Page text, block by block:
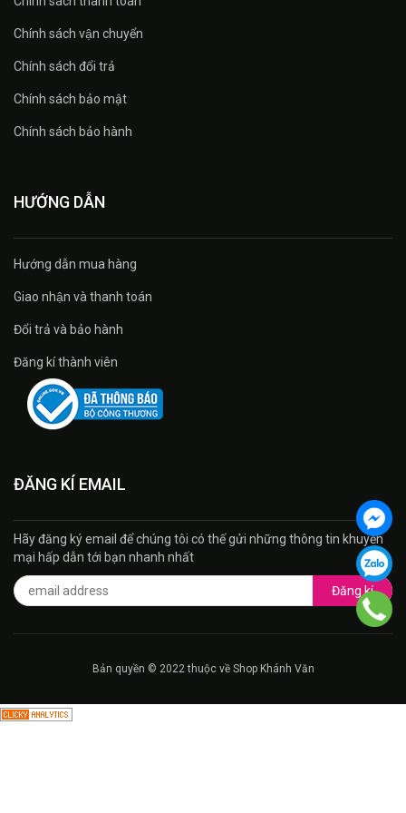
Chính sách vận chuyển
Chính sách đổi trả
Chính sách bảo mật
Chính sách bảo hành
HƯỚNG DẪN
Hướng dẫn mua hàng
Giao nhận và thanh toán
Đổi trả và bảo hành
Đăng kí thành viên
ĐĂNG KÍ EMAIL
Hãy đăng ký email để chúng tôi có thế gửi những thông tin khuyến
mại hấp dẫn tới bạn nhanh nhất
Đăng kí
Bản quyền © 2022 thuộc về Shop Khánh Văn